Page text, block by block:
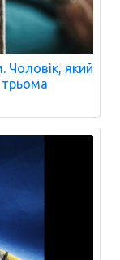
Чоловік, який
трьома